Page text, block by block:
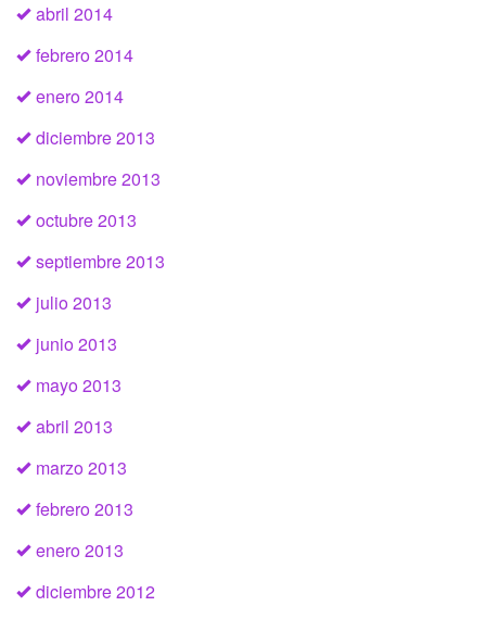
abril 2014
febrero 2014
enero 2014
diciembre 2013
noviembre 2013
octubre 2013
septiembre 2013
julio 2013
junio 2013
mayo 2013
abril 2013
marzo 2013
febrero 2013
enero 2013
diciembre 2012